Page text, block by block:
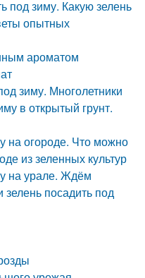
под зиму. Какую зелень
опытных
ароматом
зиму. Многолетники
в открытый грунт.
на огороде. Что можно
из зеленных культур
на урале. Ждём
посадить под